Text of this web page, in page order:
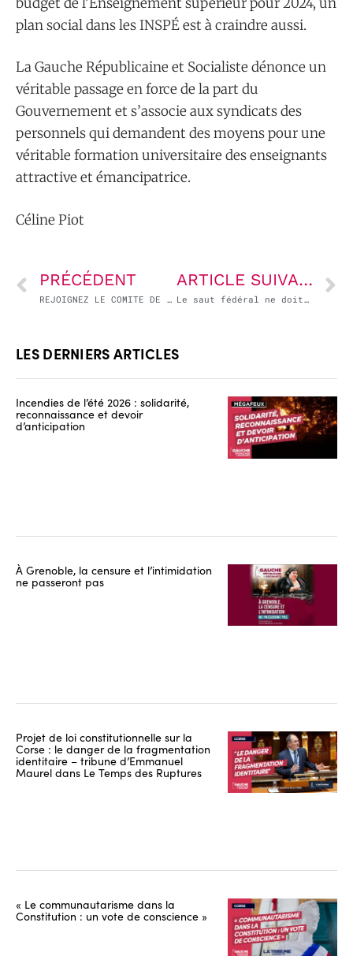
plan social dans les INSPÉ est à craindre aussi.
La Gauche Républicaine et Socialiste dénonce un
véritable passage en force de la part du
Gouvernement et s’associe aux syndicats des
personnels qui demandent des moyens pour une
véritable formation universitaire des enseignants
attractive et émancipatrice.
Céline Piot
PRÉCÉDENT
REJOIGNEZ LE COMITE DE SOUTIEN DE LA LISTE DE GAUCHE UNIE POUR LE MONDE DU TRAVAIL
ARTICLE SUIVANT
Le saut fédéral ne doit pas être imposé dans le dos des peuples
LES DERNIERS ARTICLES
Incendies de l’été 2026 : solidarité,
reconnaissance et devoir
d’anticipation
À Grenoble, la censure et l’intimidation
ne passeront pas
Projet de loi constitutionnelle sur la
Corse : le danger de la fragmentation
identitaire – tribune d’Emmanuel
Maurel dans Le Temps des Ruptures
« Le communautarisme dans la
Constitution : un vote de conscience »